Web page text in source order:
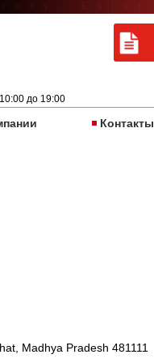
до 19:00
Контакты
Madhya Pradesh 481111